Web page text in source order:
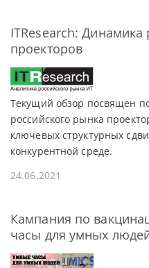
ITResearch: Динамика
проекторов
Текущий обзор посвящен
российского рынка
ключевых структурных
конкурентной среде.
24.06.2021
Кампания по
часы для умных